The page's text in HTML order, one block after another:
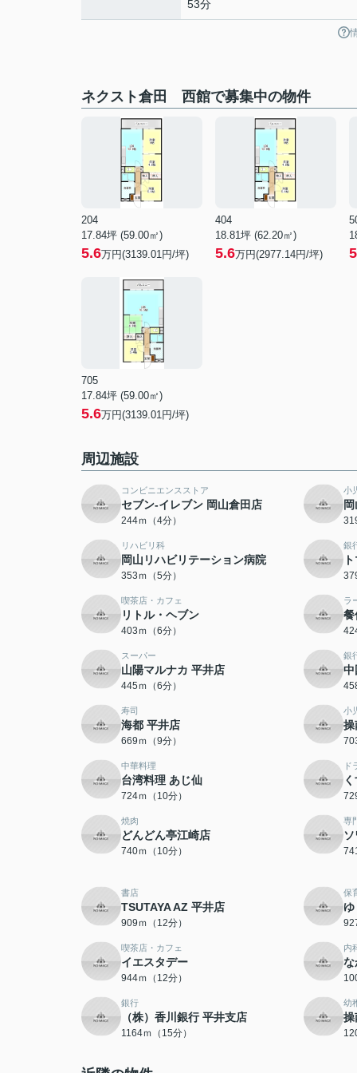
53分
ネクスト倉田 西館で募集中の物件
204
17.84坪 (59.00㎡)
5.6万円(3139.01円/坪)
404
18.81坪 (62.20㎡)
5.6万円(2977.14円/坪)
705
17.84坪 (59.00㎡)
5.6万円(3139.01円/坪)
周辺施設
コンビニエンスストア
セブン‐イレブン 岡山倉田店
244ｍ（4分）
小
リハビリ科
岡山リハビリテーション病院
353ｍ（5分）
銀
喫茶店・カフェ
リトル・ヘブン
403ｍ（6分）
ラ
餐
スーパー
山陽マルナカ 平井店
445ｍ（6分）
銀
中
寿司
海都 平井店
669ｍ（9分）
小
操
中華料理
台湾料理 あじ仙
724ｍ（10分）
ド
焼肉
どんどん亭江崎店
740ｍ（10分）
専
書店
TSUTAYA AZ 平井店
909ｍ（12分）
保
喫茶店・カフェ
イエスタデー
944ｍ（12分）
内
な
銀行
（株）香川銀行 平井支店
1164ｍ（15分）
幼
操